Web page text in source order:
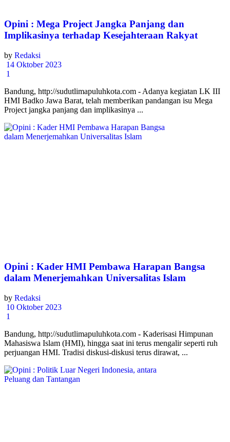
Opini : Mega Project Jangka Panjang dan
Implikasinya terhadap Kesejahteraan Rakyat
by Redaksi
14 Oktober 2023
1
Bandung, http://sudutlimapuluhkota.com - Adanya kegiatan LK III
HMI Badko Jawa Barat, telah memberikan pandangan isu Mega
Project jangka panjang dan implikasinya ...
Opini : Kader HMI Pembawa Harapan Bangsa
dalam Menerjemahkan Universalitas Islam
by Redaksi
10 Oktober 2023
1
Bandung, http://sudutlimapuluhkota.com - Kaderisasi Himpunan
Mahasiswa Islam (HMI), hingga saat ini terus mengalir seperti ruh
perjuangan HMI. Tradisi diskusi-diskusi terus dirawat, ...